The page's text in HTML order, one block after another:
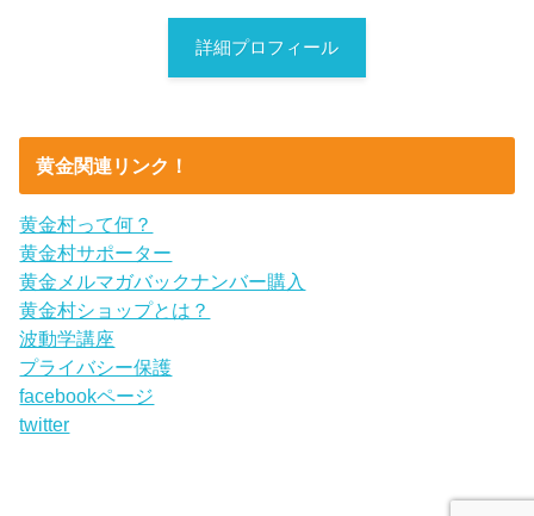
詳細プロフィール
黄金関連リンク！
黄金村って何？
黄金村サポーター
黄金メルマガバックナンバー購入
黄金村ショップとは？
波動学講座
プライバシー保護
facebookページ
twitter